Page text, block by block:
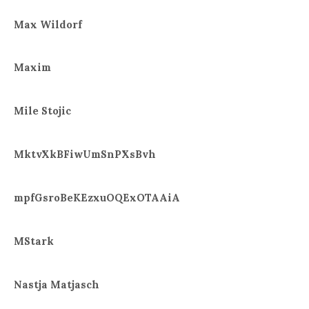
Max Wildorf
Maxim
Mile Stojic
MktvXkBFiwUmSnPXsBvh
mpfGsroBeKEzxuOQExOTAAiA
MStark
Nastja Matjasch